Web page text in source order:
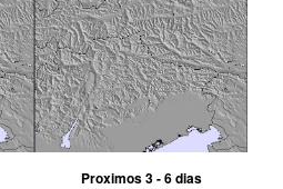
Proximos 3 - 6 dias